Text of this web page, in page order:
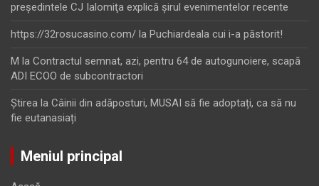
preşedintele CJ Ialomiţa explică şirul evenimentelor recente
https://32rosucasino.com/ la Puchiardeala cui i-a păstorit!
M la Contractul semnat, azi, pentru 64 de autogunoiere, scapă
ADI ECOO de subcontractori
Ştirea la Câinii din adăposturi, MUSAI să fie adoptați, ca să nu
fie eutanasiați
Meniul principal